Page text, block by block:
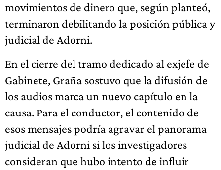
movimientos de dinero que, según planteó,
terminaron debilitando la posición pública y
judicial de Adorni.
En el cierre del tramo dedicado al exjefe de
Gabinete, Graña sostuvo que la difusión de
los audios marca un nuevo capítulo en la
causa. Para el conductor, el contenido de
esos mensajes podría agravar el panorama
judicial de Adorni si los investigadores
consideran que hubo intento de influir